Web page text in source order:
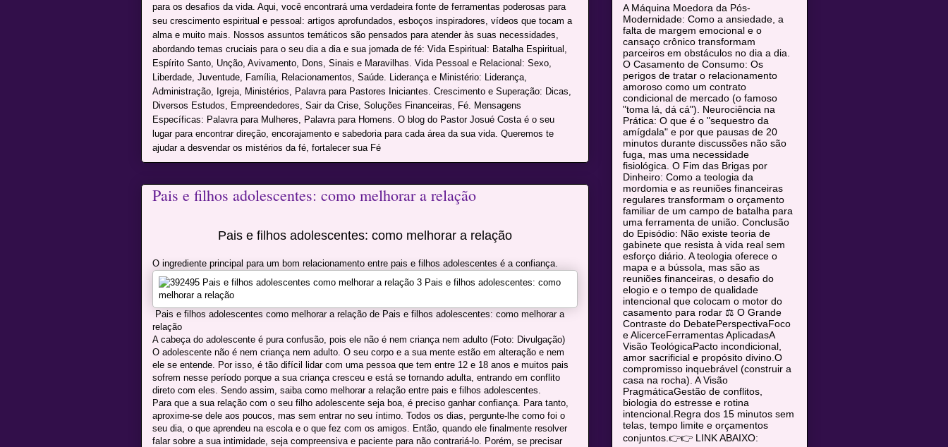
para os desafios da vida. Aqui, você encontrará uma verdadeira fonte de ferramentas poderosas para
seu crescimento espiritual e pessoal: artigos aprofundados, esboços inspiradores, vídeos que tocam a
alma e muito mais. Nossos assuntos temáticos são pensados para atender às suas necessidades,
abordando temas cruciais para o seu dia a dia e sua jornada de fé: Vida Espiritual: Batalha Espiritual,
Espírito Santo, Unção, Avivamento, Dons, Sinais e Maravilhas. Vida Pessoal e Relacional: Sexo,
Liberdade, Juventude, Família, Relacionamentos, Saúde. Liderança e Ministério: Liderança,
Administração, Igreja, Ministérios, Palavra para Pastores Iniciantes. Crescimento e Superação: Dicas,
Diversos Estudos, Empreendedores, Sair da Crise, Soluções Financeiras, Fé. Mensagens
Específicas: Palavra para Mulheres, Palavra para Homens. O blog do Pastor Josué Costa é o seu
lugar para encontrar direção, encorajamento e sabedoria para cada área da sua vida. Queremos te
ajudar a desvendar os mistérios da fé, fortalecer sua Fé
Pais e filhos adolescentes: como melhorar a relação
Pais e filhos adolescentes: como melhorar a relação
O ingrediente principal para um bom relacionamento entre pais e filhos adolescentes é a confiança.
Pais e filhos adolescentes como melhorar a relação de Pais e filhos adolescentes: como melhorar a
relação
A cabeça do adolescente é pura confusão, pois ele não é nem criança nem adulto (Foto: Divulgação)
O adolescente não é nem criança nem adulto. O seu corpo e a sua mente estão em alteração e nem
ele se entende. Por isso, é tão difícil lidar com uma pessoa que tem entre 12 e 18 anos e muitos pais
sofrem nesse período porque a sua criança cresceu e está se tornando adulta, entrando em conflito
direto com eles. Sendo assim, saiba como melhorar a relação entre pais e filhos adolescentes.
Para que a sua relação com o seu filho adolescente seja boa, é preciso ganhar confiança. Para tanto,
aproxime-se dele aos poucos, mas sem entrar no seu íntimo. Todos os dias, pergunte-lhe como foi o
seu dia, o que aprendeu na escola e o que fez com os amigos. Então, quando ele finalmente resolver
falar sobre a sua intimidade, seja compreensiva e paciente para não contrariá-lo. Porém, se precisar
A Máquina Moedora da Pós-
Modernidade: Como a ansiedade, a
falta de margem emocional e o
cansaço crônico transformam
parceiros em obstáculos no dia a dia.
O Casamento de Consumo: Os
perigos de tratar o relacionamento
amoroso como um contrato
condicional de mercado (o famoso
"toma lá, dá cá"). Neurociência na
Prática: O que é o "sequestro da
amígdala" e por que pausas de 20
minutos durante discussões não são
fuga, mas uma necessidade
fisiológica. O Fim das Brigas por
Dinheiro: Como a teologia da
mordomia e as reuniões financeiras
regulares transformam o orçamento
familiar de um campo de batalha para
uma ferramenta de união. Conclusão
do Episódio: Não existe teoria de
gabinete que resista à vida real sem
esforço diário. A teologia oferece o
mapa e a bússola, mas são as
reuniões financeiras, o desafio do
elogio e o tempo de qualidade
intencional que colocam o motor do
casamento para rodar ⚖️ O Grande
Contraste do DebatePerspectivaFoco
e AlicerceFerramentas AplicadasA
Visão TeológicaPacto incondicional,
amor sacrificial e propósito divino.O
compromisso inquebrável (construir a
casa na rocha). A Visão
PragmáticaGestão de conflitos,
biologia do estresse e rotina
intencional.Regra dos 15 minutos sem
telas, tempo limite e orçamentos
conjuntos.👉👉 LINK ABAIXO: